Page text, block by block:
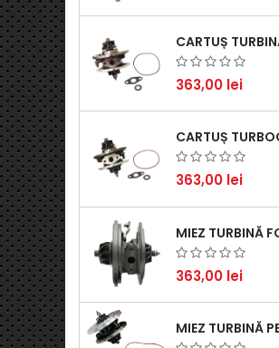
363,00 lei
363,00 lei
363,00 lei